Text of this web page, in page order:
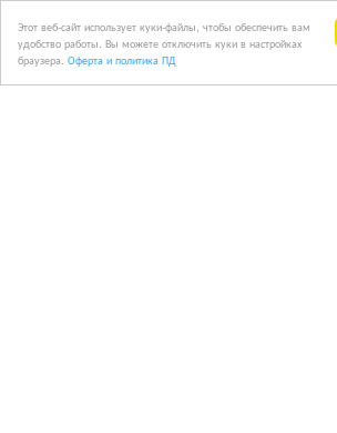
Этот веб-сайт использует куки-файлы, чтобы обеспечить вам
удобство работы. Вы можете отключить куки в настройках
браузера. Оферта и политика ПД